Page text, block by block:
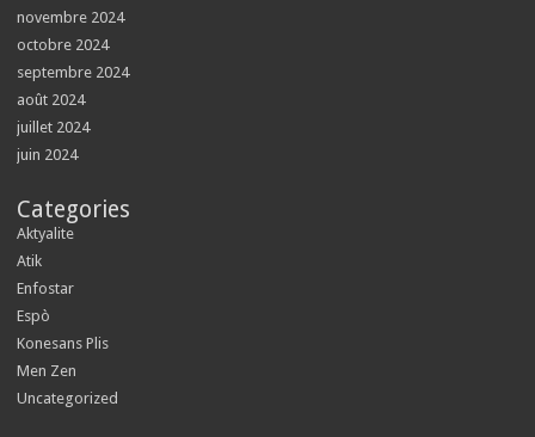
novembre 2024
octobre 2024
septembre 2024
août 2024
juillet 2024
juin 2024
Categories
Aktyalite
Atik
Enfostar
Espò
Konesans Plis
Men Zen
Uncategorized